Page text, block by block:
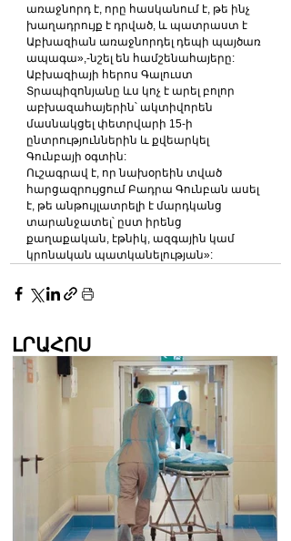
առաջնորդ է, որը հասկանում է, թե ինչ
խաղադրույք է դրված, և պատրաստ է
Աբխազիան առաջնորդել դեպի պայծառ
ապագա»,-նշել են համշենահայերը:
Աբխազիայի հերոս Գալուստ
Տրապիզոնյանը ևս կոչ է արել բոլոր
աբխազահայերին՝ ակտիվորեն
մասնակցել փետրվարի 15-ի
ընտրություններին և քվեարկել
Գունբայի օգտին:
Ուշագրավ է, որ նախօրեին տված
հարցազրույցում Բադրա Գունբան ասել
է, թե անթույլատրելի է մարդկանց
տարանջատել՝ ըստ իրենց
քաղաքական, էթնիկ, ազգային կամ
կրոնական պատկանելության»:
ԼՐԱՀՈՍ